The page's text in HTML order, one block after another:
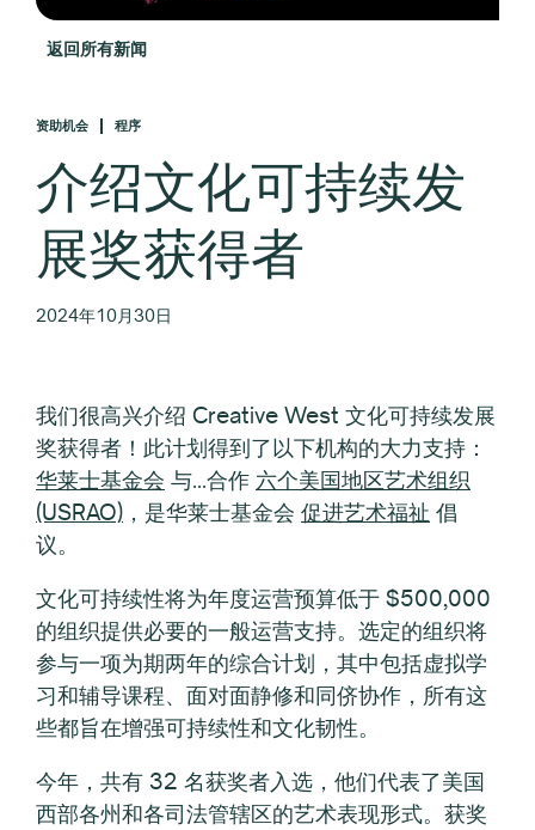
返回所有新闻
资助机会 程序
介绍文化可持续发
展奖获得者
2024年10月30日
我们很高兴介绍 Creative West 文化可持续发展
奖获得者！此计划得到了以下机构的大力支持：
华莱士基金会 与...合作 六个美国地区艺术组织
(USRAO) ，是华莱士基金会 促进艺术福祉 倡
议。
文化可持续性将为年度运营预算低于 $500,000
的组织提供必要的一般运营支持。选定的组织将
参与一项为期两年的综合计划，其中包括虚拟学
习和辅导课程、面对面静修和同侪协作，所有这
些都旨在增强可持续性和文化韧性。
今年，共有 32 名获奖者入选，他们代表了美国
西部各州和各司法管辖区的艺术表现形式。获奖